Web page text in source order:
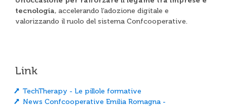
tecnologia, accelerando l’adozione digitale e
valorizzando il ruolo del sistema Confcooperative.
Link
TechTherapy - Le pillole formative
News Confcooperative Emilia Romagna -